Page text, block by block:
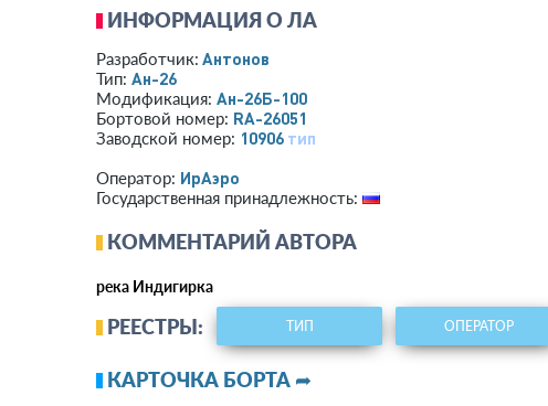
ИНФОРМАЦИЯ О ЛА
Разработчик: Антонов
Тип: Ан-26
Модификация: Ан-26Б-100
Бортовой номер: RA-26051
Заводской номер: 10906 тип
Оператор: ИрАэро
Государственная принадлежность:
КОММЕНТАРИЙ АВТОРА
река Индигирка
РЕЕСТРЫ: ТИП ОПЕРАТОР
КАРТОЧКА БОРТА ➦